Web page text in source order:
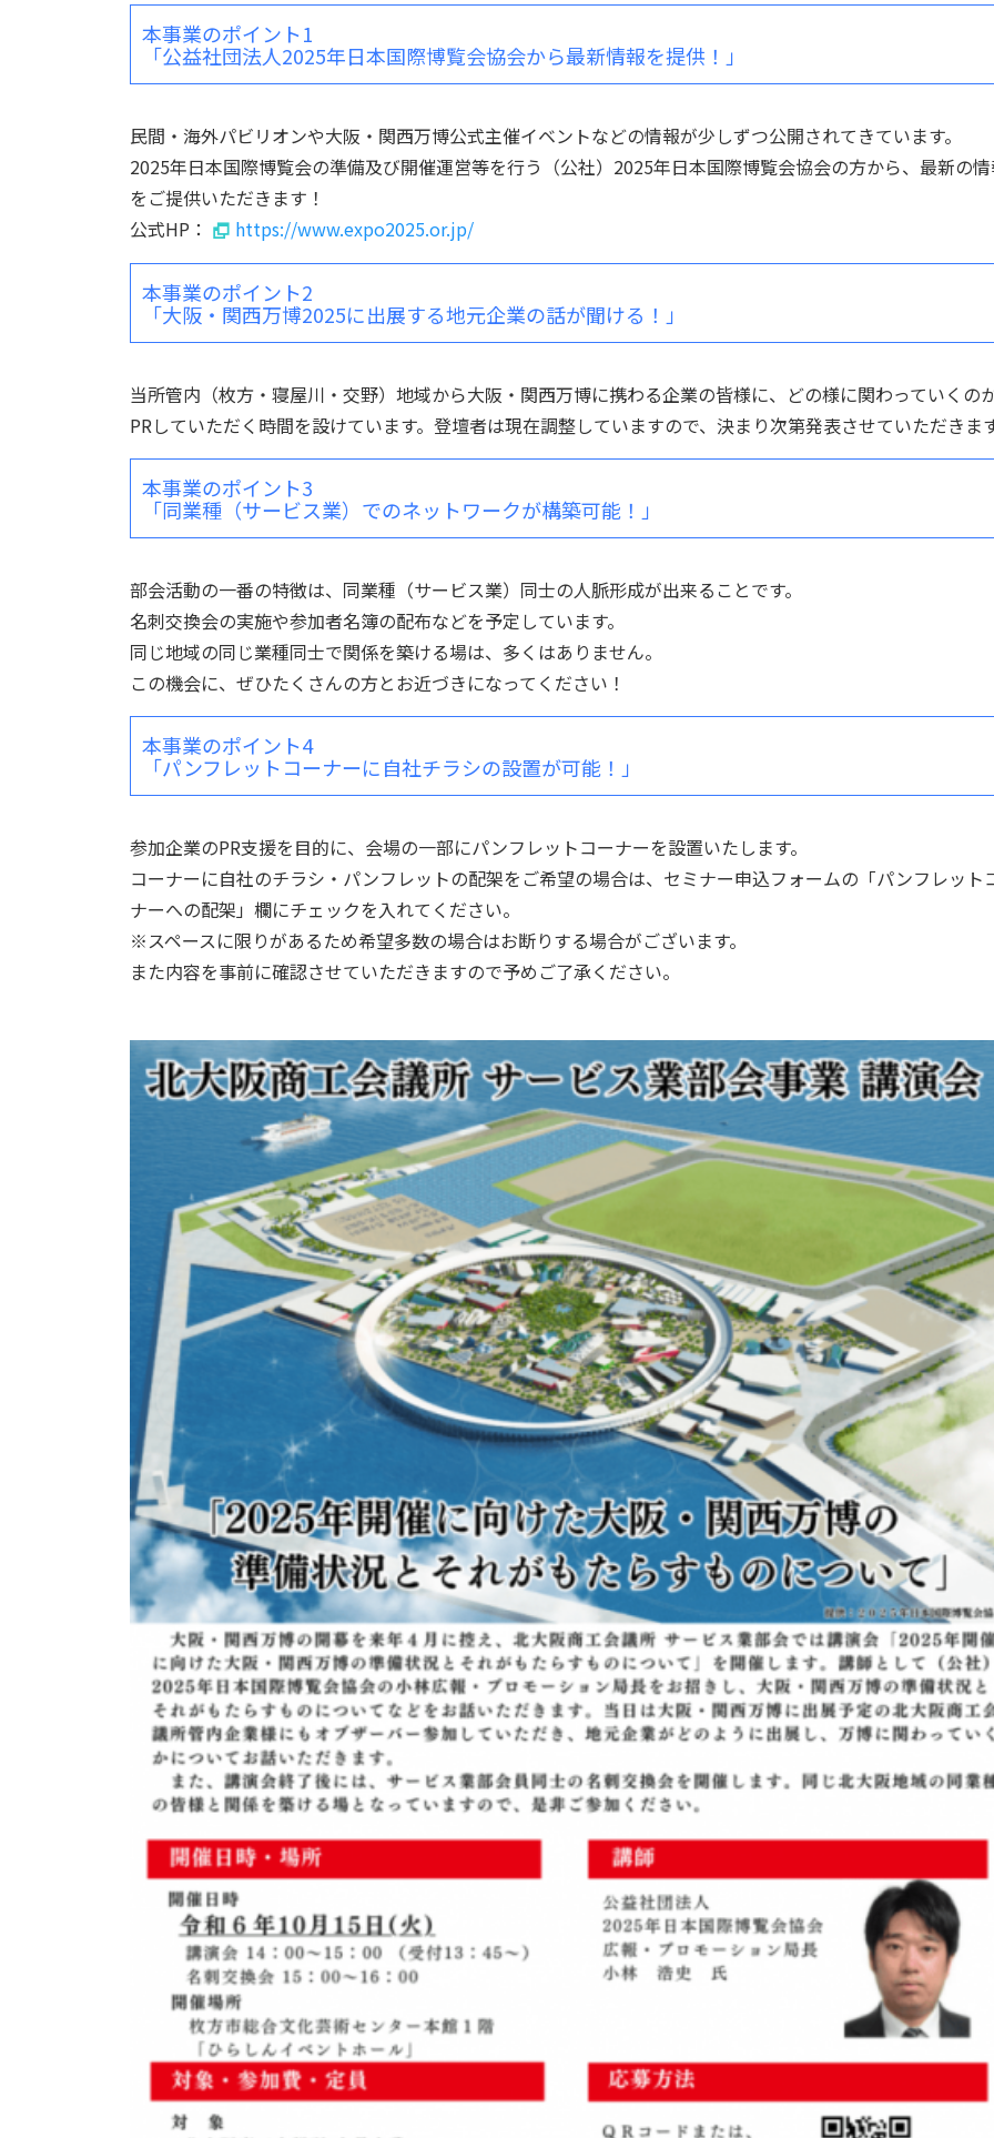
本事業のポイント1
「公益社団法人2025年日本国際博覧会協会から最新情報を提供！」
民間・海外パビリオンや大阪・関西万博公式主催イベントなどの情報が少しずつ公開されてきています。
2025年日本国際博覧会の準備及び開催運営等を行う（公社）2025年日本国際博覧会協会の方から、最新の
をご提供いただきます！
公式HP：
https://www.expo2025.or.jp/
本事業のポイント2
「大阪・関西万博2025に出展する地元企業の話が聞ける！」
当所管内（枚方・寝屋川・交野）地域から大阪・関西万博に携わる企業の皆様に、どの様に関わっていくの
PRしていただく時間を設けています。登壇者は現在調整していますので、決まり次第発表させていただきま
本事業のポイント3
「同業種（サービス業）でのネットワークが構築可能！」
部会活動の一番の特徴は、同業種（サービス業）同士の人脈形成が出来ることです。
名刺交換会の実施や参加者名簿の配布などを予定しています。
同じ地域の同じ業種同士で関係を築ける場は、多くはありません。
この機会に、ぜひたくさんの方とお近づきになってください！
本事業のポイント4
「パンフレットコーナーに自社チラシの設置が可能！」
参加企業のPR支援を目的に、会場の一部にパンフレットコーナーを設置いたします。
コーナーに自社のチラシ・パンフレットの配架をご希望の場合は、セミナー申込フォームの「パンフレット
ナーへの配架」欄にチェックを入れてください。
※スペースに限りがあるため希望多数の場合はお断りする場合がございます。
また内容を事前に確認させていただきますので予めご了承ください。